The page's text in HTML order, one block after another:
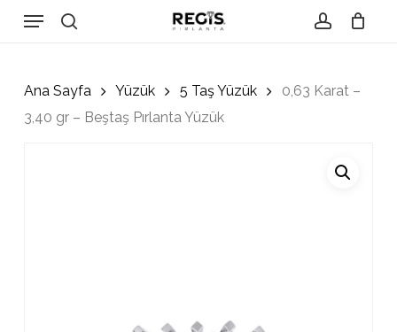
Menu
Ana Sayfa Yüzük 5 Taş Yüzük
0,63 Karat –
3,40 gr – Beştaş Pırlanta Yüzük